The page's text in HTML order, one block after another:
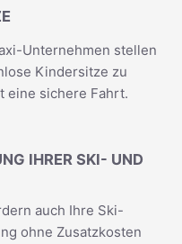
Unternehmen stellen
Kindersitze zu
eine sichere Fahrt.
IHRER SKI- UND
auch Ihre Ski-
ohne Zusatzkosten